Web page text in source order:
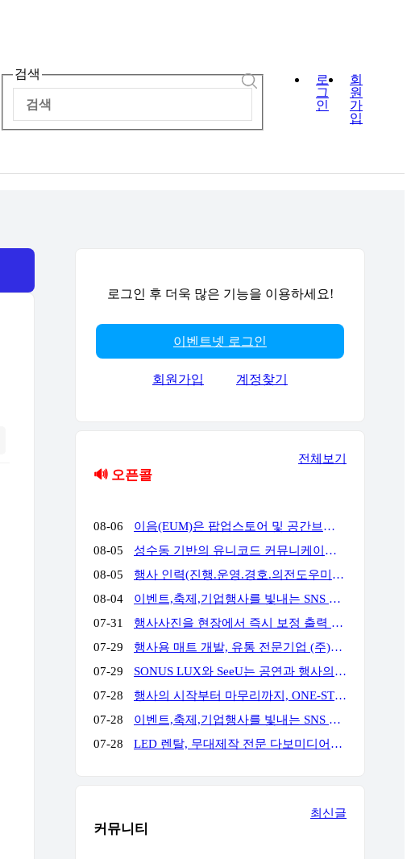
검색
로
그
인
회
원
가
입
로그인 후 더욱 많은 기능을 이용하세요!
이벤트넷 로그인
회원가입 계정찾기
🔊 오픈콜
전체보기
08-06
이음(EUM)은 팝업스토어 및 공간브랜딩 전문 업체로서 공간에서 고객과의 접점을 통해 공간에서의 체험과 브랜드 경험을 통해 고객의 마음을 움직일 수 있는 전문 기업입니다. 성수동, 홍대앞, 더현대여의도, 현대백화점 판교 & 목동 & 삼성 & 압구정, 롯데백화점 잠실 & 에비뉴엘, 양양 서피비치, 스타필드, IFC몰, 코엑스, 킨텍스, 교보 & 영풍문고, 부산 밀락타운 & 더베이 101, 콘래드 호텔, 동해안, 전국 리조트 및 호텔 등등에서 경험과 실적을 가지고 있으며, 팝업스토어와 공간브랜딩을 디자인에서부터 시공, 철거까지 완벽한 원스탑 서비스를 대행해드리고 있습니다.
08-05
성수동 기반의 유니코드 커뮤니케이션즈는 브랜드의 가치를 감각적으로 현장화하는 마케팅·프로모션 전문 대행사입니다. 팝업스토어, 기업 행사, 전시부터 축제 부스까지 콘셉트 기획·공간 연출·현장 운영을 통합 수행하여 완성도 높은 행사를 만듭니다. 기획부터 공간연출 현장운영 인력섭외까지 유니코드에게 맞겨주세요!
08-05
행사 인력(진행.운영.경호.의전도우미.프로모터.관람객등) 토탈 에이전시 입니다. 행사 운영에 어려움 많으시죠? 저희가 해결 해드립니다!!!! 연락주세요~!!! 주)월드플래닝 입니다.
08-04
이벤트,축제,기업행사를 빛내는 SNS 숏폼 360 포토(영상)부스입니다. 전문 운영팀이 진행,설치,철거까지 완벽하게 책임집니다. 문의만 주시면 이벤트에 맞게 운영을 제안해드리며,전국 어디서나 렌탈 가능합니다. 인스타그램) https://www.instagram.com/360photo.kr/ 블로그) https://blog.naver.com/360photobooth/ TEL) 032-322-3367 Email) contact@360photo.kr 카톡문의) http://pf.kakao.com/_rxdBin/chat
07-31
행사사진을 현장에서 즉시 보정 출력 진행하는 미스터문포토 문성준실장입니다. 하이브 행사 사진출력 전속진행업체입니다. 포토존사진인화.출력 실시간 상담 http://pf.kakao.com/_Lxkxbxon/chat
07-29
행사용 매트 개발, 유통 전문기업 (주)비오케이 입니다. 기업행사용 '파이론텍스(파이텍스)', '화사한 조경 인조잔디'를 행사 분야에 대량 공급하고 있습니다. 단순 구매 및 렌탈, 시공 까지 모두 가능하며 온-오프라인 최저가 공급을 약속합니다. 실제 거래 중인 기업 대표님들께서 아주 저렴하게 만족스러운 품질로 사용 중이십니다. 문의: 010 4II9 43II 이메일: kbs@bokkorea.com
07-29
SONUS LUX와 SeeU는 공연과 행사의 음향·조명을 설계하고 운영하는 현장 전문팀입니다. 방송 프로그램, 국가행사, 대형 페스티벌, 기업행사 등 다양한 프로젝트에서 축적한 경험을 바탕으로 공간 구조와 행사 성격, 관객 규모에 맞는 시스템을 구성합니다. 장비 수량이나 규모를 앞세우기보다 명료한 사운드, 효과적인 조명 연출, 안정적인 현장 운영을 중요하게 생각합니다. 공연, 기업행사, 컨퍼런스, 전시, 학교축제, 교회 행사 등 각 현장에 필요한 음향·조명 장비와 전문 인력을 제공합니다. 주요 업무 공연 및 행사 음향·조명 장비 렌탈 현장 여건에 맞춘 시스템 설계와 장비 구성 FOH·모니터·재생·송출 음향 운영 무대조명 디자인 및 오퍼레이팅 장비 설치, 시스템 튜닝 및 현장 기술 관리 문의 대표: 김수한 연락처: 010-8309-1024 이메일: sonus-lux@naver.com
07-28
행사의 시작부터 마무리까지, ONE-STOP 행사 전문 파트너 행사 기획·운영부터 무대·음향·조명·LED 스크린 시스템, 전문 기술 인력까지 모두 갖춘 원스톱 행사 전문 업체입니다. 행사에 필요한 여러 업체를 따로 섭외할 필요 없이, 기획부터 설치·운영·철수까지 전 과정을 하나의 파트너가 책임지고 수행합니다. WHY US? ✅ 풍부한 수행 경험과 검증된 운영 노하우 공공기관·지자체·지역축제·기업행사 등 다양한 프로젝트 수행 경험을 바탕으로 안정적이고 체계적인 행사 운영을 제공합니다. ✅ 전문 기술 인력의 체계적인 현장 운영 무대·음향·조명·LED 스크린까지 숙련된 전문 인력이 직접 운영하여 완성도 높은 행사 품질과 신속한 현장 대응을 제공합니다. ✅ 자체 장비 시스템 기반의 원스톱 서비스 무대·음향·조명·LED 스크린 등 주요 행사 장비를 자체 보유하여 높은 품질, 신속한 대응, 합리적인 비용으로 효율적인 행사 운영을 지원합니다. 주요 서비스 ✔ 공공기관·지자체 공식 행사 (준공식, 개소식, 기념식, 선포식 등) ✔ 지역축제·문화·관광 행사 ✔ 기업·기관·단체 행사 (체육대회, 워크숍, 기념행사 등) ✔ 무대·음향·조명·LED 시스템 설계·설치 및 운영
07-28
이벤트,축제,기업행사를 빛내는 SNS 숏폼 360 포토(영상)부스입니다. 전문 운영팀이 진행,설치,철거까지 완벽하게 책임집니다. 문의만 주시면 이벤트에 맞게 운영을 제안해드리며,전국 어디서나 렌탈 가능합니다. 인스타그램) https://www.instagram.com/360photo.kr/ 블로그) https://blog.naver.com/360photobooth/ TEL) 032-322-3367 Email) contact@360photo.kr 카톡문의) http://pf.kakao.com/_rxdBin/chat
07-28
LED 렌탈, 무대제작 전문 다보미디어입니다! 연락주세요!
커뮤니티
최신글